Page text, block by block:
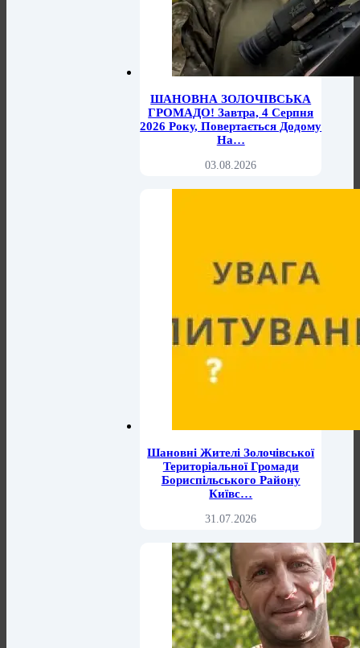
ШАНОВНА ЗОЛОЧІВСЬКА
ГРОМАДО! Завтра, 4 Серпня
2026 Року, Повертається Додому
На…
03.08.2026
Шановні Жителі Золочівської
Територіальної Громади
Бориспільського Району
Київс…
31.07.2026